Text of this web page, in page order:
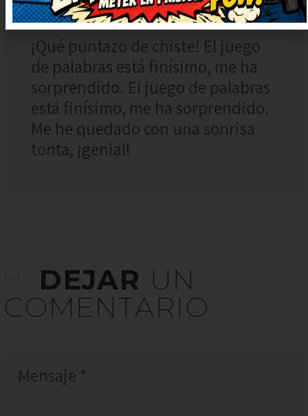
24 julio, 2023 at 6:51
¡Qué puntazo de chiste! El juego
de palabras está finísimo, me ha
sorprendido. El juego de palabras
está finísimo, me ha sorprendido.
Me he quedado con una sonrisa
tonta, ¡genial!
DEJAR UN
COMENTARIO